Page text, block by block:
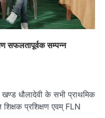
सफलतापूर्वक सम्पन्न
धौलादेवी के सभी प्राथमिक
शिक्षक प्रशिक्षण एवम् FLN
धरोहर को अतिक्रमण मुक्त कराने
के माध्यम से…
कुमाऊं ख़बरें
का प्रयास
9, 2026
और राज्य आंदोलन के संघर्षों को